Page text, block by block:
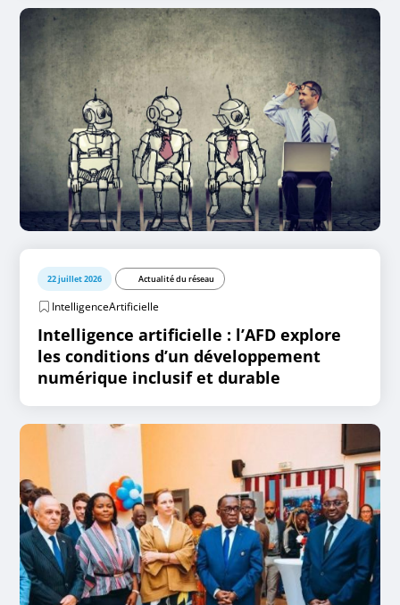
22 juillet 2026 Actualité du réseau
IntelligenceArtificielle
Intelligence artificielle : l’AFD explore
les conditions d’un développement
numérique inclusif et durable